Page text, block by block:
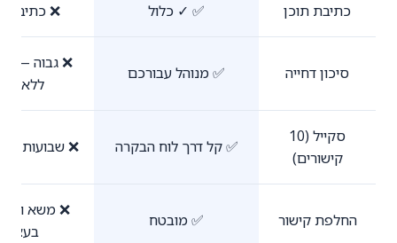
כתיבת תוכן ✅ ✓ כלול ❌ כתיבה
סיכון דחייה ✅ מנוהל עבורכם
ללא
סקייל (10
קישורים)
✅ קל דרך לוח הבקרה ❌ שבועות של
החלפת קישור ✅ מובטח
❌ משא